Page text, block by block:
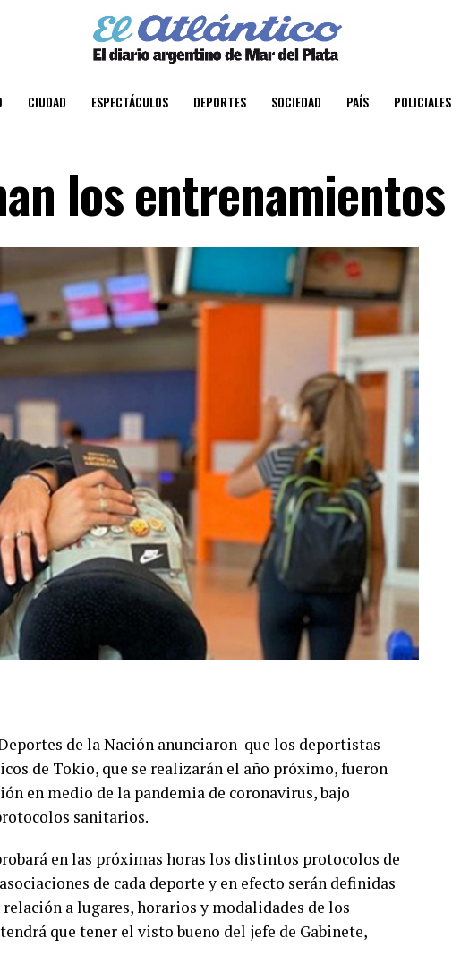
CIUDAD ESPECTÁCULOS DEPORTES SOCIEDAD PAÍS POLICIALES
los entrenamientos
de la Nación anunciaron que los deportistas
de Tokio, que se realizarán el año próximo, fueron
en medio de la pandemia de coronavirus, bajo
sanitarios.
en las próximas horas los distintos protocolos de
de cada deporte y en efecto serán definidas
a lugares, horarios y modalidades de los
que tener el visto bueno del jefe de Gabinete,